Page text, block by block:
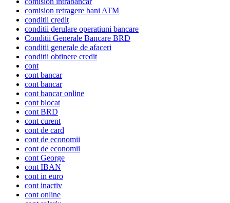
comision retragere bani ATM
conditii credit
conditii derulare operatiuni bancare
Conditii Generale Bancare BRD
conditii generale de afaceri
conditii obtinere credit
cont
cont bancar
cont bancar
cont bancar online
cont blocat
cont BRD
cont curent
cont de card
cont de economii
cont de economii
cont George
cont IBAN
cont in euro
cont inactiv
cont online